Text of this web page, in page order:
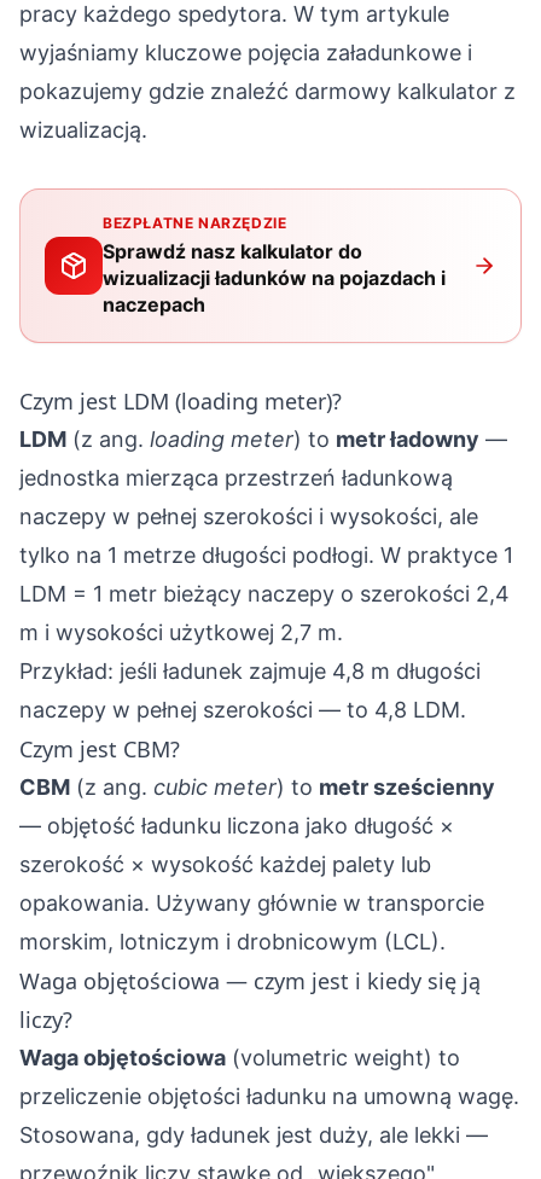
pracy każdego spedytora. W tym artykule
wyjaśniamy kluczowe pojęcia załadunkowe i
pokazujemy gdzie znaleźć darmowy kalkulator z
wizualizacją.
BEZPŁATNE NARZĘDZIE
Sprawdź nasz kalkulator do
wizualizacji ładunków na pojazdach i
naczepach
Czym jest LDM (loading meter)?
LDM (z ang. loading meter) to metr ładowny —
jednostka mierząca przestrzeń ładunkową
naczepy w pełnej szerokości i wysokości, ale
tylko na 1 metrze długości podłogi. W praktyce 1
LDM = 1 metr bieżący naczepy o szerokości 2,4
m i wysokości użytkowej 2,7 m.
Przykład: jeśli ładunek zajmuje 4,8 m długości
naczepy w pełnej szerokości — to 4,8 LDM.
Czym jest CBM?
CBM (z ang. cubic meter) to metr sześcienny
— objętość ładunku liczona jako długość ×
szerokość × wysokość każdej palety lub
opakowania. Używany głównie w transporcie
morskim, lotniczym i drobnicowym (LCL).
Waga objętościowa — czym jest i kiedy się ją
liczy?
Waga objętościowa (volumetric weight) to
przeliczenie objętości ładunku na umowną wagę.
Stosowana, gdy ładunek jest duży, ale lekki —
przewoźnik liczy stawkę od „większego"